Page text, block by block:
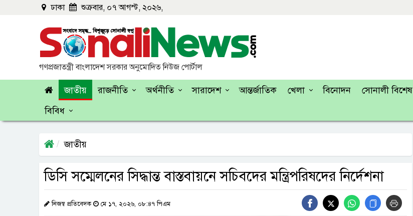
ঢাকা শুক্রবার, ০৭ আগস্ট, ২০২৬,
গণপ্রজাতন্ত্রী বাংলাদেশ সরকার অনুমোদিত নিউজ পোর্টাল
জাতীয় রাজনীতি অর্থনীতি সারাদেশ আন্তর্জাতিক খেলা বিনোদন সোনালী বিশেষ
বিবিধ
জাতীয়
ডিসি সম্মেলনের সিদ্ধান্ত বাস্তবায়নে সচিবদের মন্ত্রিপরিষদের নির্দেশনা
নিজস্ব প্রতিবেদক মে ১৭, ২০২৬, ০৮:৪৭ পিএম